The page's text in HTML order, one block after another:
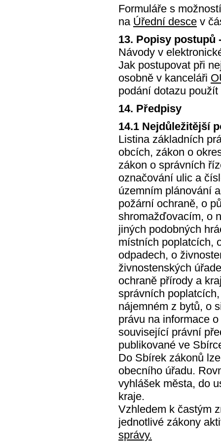
Formuláře s
na Úřední desce v
13. Popisy
Návody v
Jak postupovat při
osobně v kanceláři
podání dotazu
14. Předpisy
14.1 Nejdůležitější
Listina základních
obcích, zákon o
zákon o správních
označování ulic a
územním plánování
požární ochraně, o
shromažďovacím, o
jiných podobných
místních poplatcích,
odpadech, o
živnostenských
ochraně přírody a
správních
nájemném z bytů, o
právu na informace
související právní
publikované ve
Do Sbírek zákonů
obecního úřadu.
vyhlášek města, do
kraje.
Vzhledem k častým
jednotlivé zákony
správy.